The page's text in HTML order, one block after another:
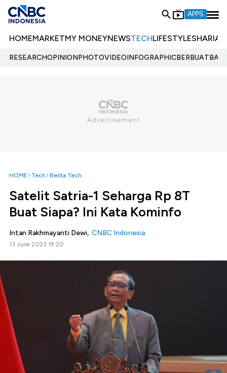
APPS
HOMEMARKETMY MONEYNEWSTECHLIFESTYLESHARIA
RESEARCHOPINIONPHOTOVIDEOINFOGRAPHIC
HOME Tech Berita Tech
Satelit Satria-1 Seharga Rp 8T
Buat Siapa? Ini Kata Kominfo
Intan Rakhmayanti Dewi, CNBC Indonesia
13 June 2023 19:20